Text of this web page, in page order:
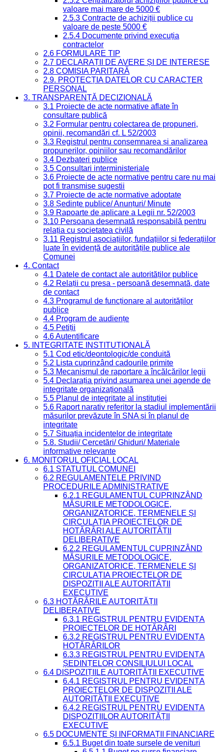
valoare mai mare de 5000 €
2.5.3 Contracte de achiziții publice cu
valoare de peste 5000 €
2.5.4 Documente privind execuția
contractelor
2.6 FORMULARE TIP
2.7 DECLARAȚII DE AVERE ȘI DE INTERESE
2.8 COMISIA PARITARĂ
2.9. PROTECȚIA DATELOR CU CARACTER
PERSONAL
3. TRANSPARENȚĂ DECIZIONALĂ
3.1 Proiecte de acte normative aflate în
consultare publică
3.2 Formular pentru colectarea de propuneri,
opinii, recomandări cf. L 52/2003
3.3 Registrul pentru consemnarea și analizarea
propunerilor, opiniilor sau recomandărilor
3.4 Dezbateri publice
3.5 Consultari interministeriale
3.6 Proiecte de acte normative pentru care nu mai
pot fi transmise sugestii
3.7 Proiecte de acte normative adoptate
3.8 Ședințe publice/ Anunțuri/ Minute
3.9 Rapoarte de aplicare a Legii nr. 52/2003
3.10 Persoana desemnată responsabilă pentru
relația cu societatea civilă
3.11 Registrul asociațiilor, fundațiilor și federațiilor
luate în evidență de autoritățile publice ale
Comunei
4. Contact
4.1 Datele de contact ale autorităților publice
4.2 Relații cu presa - persoană desemnată, date
de contact
4.3 Programul de funcționare al autorităților
publice
4.4 Program de audiențe
4.5 Petiții
4.6 Autentificare
5. INTEGRITATE INSTITUȚIONALĂ
5.1 Cod etic/deontologic/de conduită
5.2 Lista cuprinzând cadourile primite
5.3 Mecanismul de raportare a încălcărilor legii
5.4 Declarația privind asumarea unei agende de
integritate organizațională
5.5 Planul de integritate al instituției
5.6 Raport narativ referitor la stadiul implementării
măsurilor prevăzute în SNA și în planul de
integritate
5.7 Situația incidentelor de integritate
5.8. Studii/ Cercetări/ Ghiduri/ Materiale
informative relevante
6. MONITORUL OFICIAL LOCAL
6.1 STATUTUL COMUNEI
6.2 REGULAMENTELE PRIVIND
PROCEDURILE ADMINISTRATIVE
6.2.1 REGULAMENTUL CUPRINZÂND
MĂSURILE METODOLOGICE,
ORGANIZATORICE, TERMENELE ȘI
CIRCULAȚIA PROIECTELOR DE
HOTĂRÂRI ALE AUTORITĂȚII
DELIBERATIVE
6.2.2 REGULAMENTUL CUPRINZÂND
MĂSURILE METODOLOGICE,
ORGANIZATORICE, TERMENELE ȘI
CIRCULAȚIA PROIECTELOR DE
DISPOZIȚII ALE AUTORITĂȚII
EXECUTIVE
6.3 HOTĂRÂRILE AUTORITĂȚII
DELIBERATIVE
6.3.1 REGISTRUL PENTRU EVIDENȚA
PROIECTELOR DE HOTĂRÂRI
6.3.2 REGISTRUL PENTRU EVIDENȚA
HOTĂRÂRILOR
6.3.3 REGISTRUL PENTRU EVIDENȚA
ȘEDINȚELOR CONSILIULUI LOCAL
6.4 DISPOZIȚIILE AUTORITĂȚII EXECUTIVE
6.4.1 REGISTRUL PENTRU EVIDENȚA
PROIECTELOR DE DISPOZIȚII ALE
AUTORITĂȚII EXECUTIVE
6.4.2 REGISTRUL PENTRU EVIDENȚA
DISPOZIȚIILOR AUTORITĂȚII
EXECUTIVE
6.5 DOCUMENTE ȘI INFORMAȚII FINANCIARE
6.5.1 Buget din toate sursele de venituri